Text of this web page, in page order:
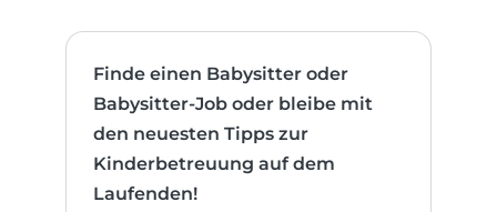
Finde einen Babysitter oder
Babysitter-Job oder bleibe mit
den neuesten Tipps zur
Kinderbetreuung auf dem
Laufenden!